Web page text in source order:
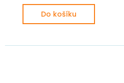
Do košíku